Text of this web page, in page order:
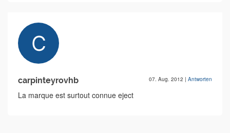
carpinteyrovhb 07. Aug. 2012 | Antworten
La marque est surtout connue eject